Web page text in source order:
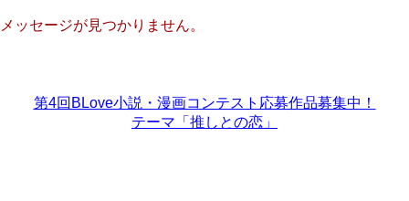
メッセージが見つかりません。
第4回BLove小説・漫画コンテスト応募作品募集中！
テーマ「推しとの恋」